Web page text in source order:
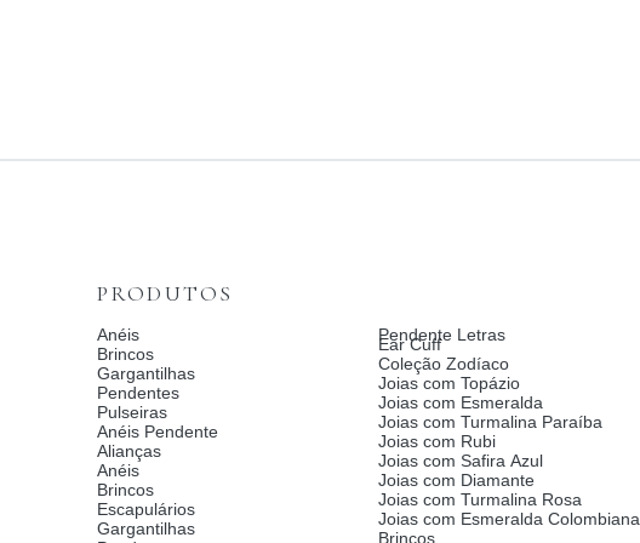
PRODUTOS
Anéis
Brincos
Gargantilhas
Pendentes
Pulseiras
Anéis Pendente
Alianças
Anéis
Brincos
Escapulários
Gargantilhas
Pendente Letras
Ear Cuff
Coleção Zodíaco
Joias com Topázio
Joias com Esmeralda
Joias com Turmalina Paraíba
Joias com Rubi
Joias com Safira Azul
Joias com Diamante
Joias com Turmalina Rosa
Joias com Esmeralda Colombiana
Brincos